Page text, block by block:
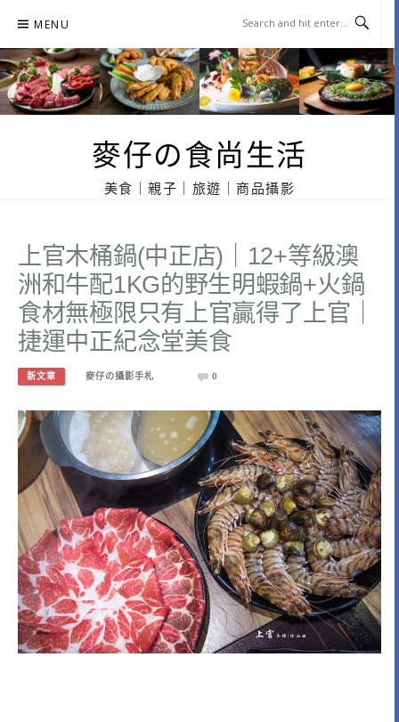
content
MENU
麥仔の食尚生活
美食｜親子｜旅遊｜商品攝影
上官木桶鍋(中正店)｜12+等級澳
洲和牛配1KG的野生明蝦鍋+火鍋
食材無極限只有上官贏得了上官｜
捷運中正紀念堂美食
新文章 麥仔の攝影手札 0